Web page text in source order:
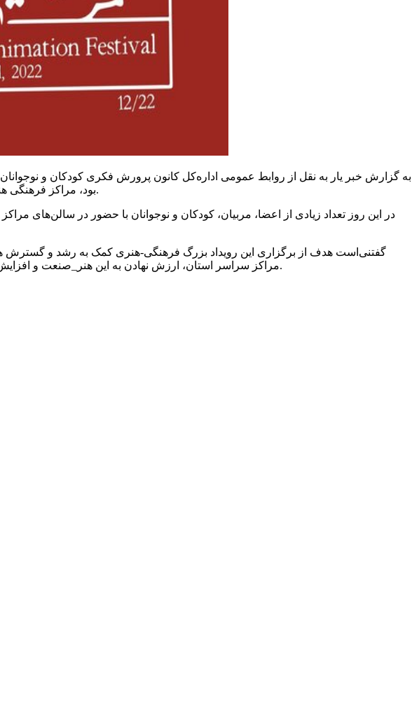
به گزارش خبر یار به نقل از روابط عمومی اداره‌کل کانون پرورش فکری کودکان و
بود، مراکز فرهنگی هنری ثابت و سیار استان، فیلم‌های برگزیده ادوار گذشته این جشنواره را در بخشی به نام «روز پویانمایی» اکران کردند.
گفتنی‌است هدف از برگزاری این رویداد بزرگ فرهنگی-هنری کمک به رشد و گسترش هنر
مراکز سراسر استان، ارزش نهادن به این هنر_صنعت و افزایش مخاطبان و فراهم نمودن منبعی به عنوان محرک‌های دیداری و نوشتاری برای اعضاء ادبی و هنری مراکز بوده است.